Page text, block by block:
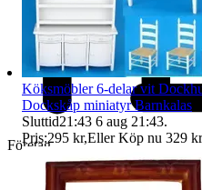
Företag
Köksmöbler 6-delar vit
Dockskåp miniatyr Barnkalas
Sluttid21:43 6 aug 21:43.
Pris:295 kr,Eller Köp nu 329 kr